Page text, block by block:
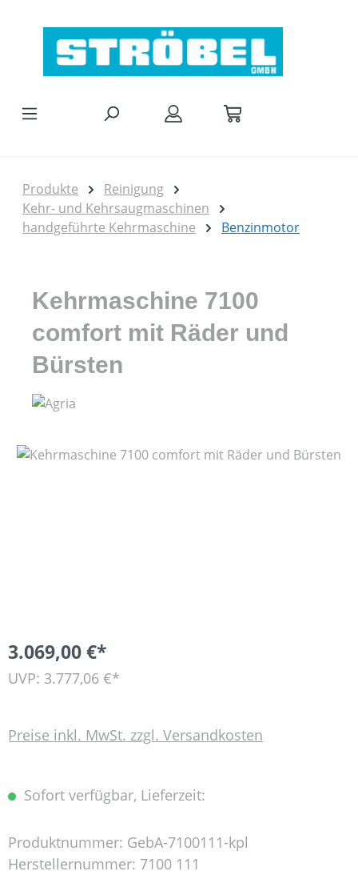
Produkte
Reinigung
Kehr- und Kehrsaugmaschinen
handgeführte Kehrmaschine
Benzinmotor
Kehrmaschine 7100
comfort mit Räder und
Bürsten
Bildergalerie überspringen
3.069,00 €*
UVP: 3.777,06 €*
Preise inkl. MwSt. zzgl. Versandkosten
Sofort verfügbar, Lieferzeit:
Produktnummer: GebA-7100111-kpl
Herstellernummer: 7100 111